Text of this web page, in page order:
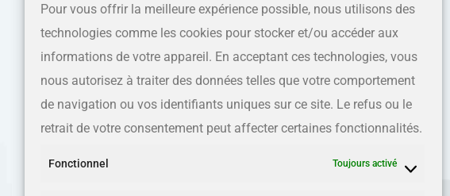
Pour vous offrir la meilleure expérience possible, nous utilisons des
technologies comme les cookies pour stocker et/ou accéder aux
informations de votre appareil. En acceptant ces technologies, vous
nous autorisez à traiter des données telles que votre comportement
de navigation ou vos identifiants uniques sur ce site. Le refus ou le
retrait de votre consentement peut affecter certaines fonctionnalités.
Fonctionnel Toujours activé